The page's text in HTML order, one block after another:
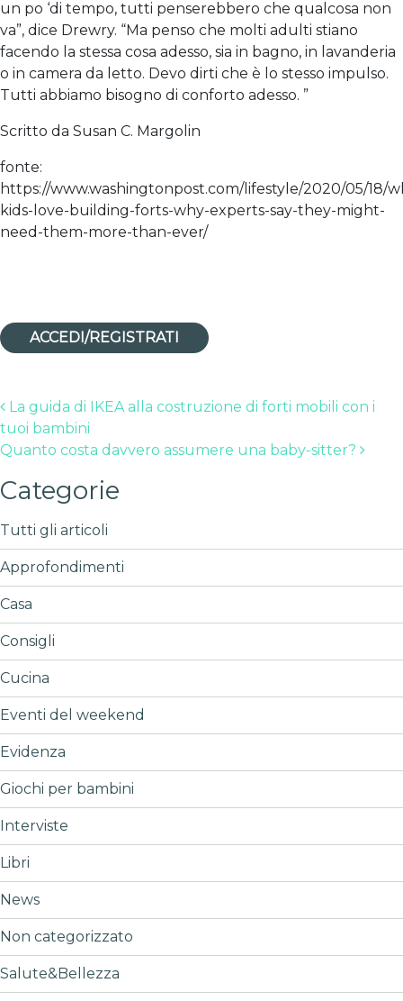
un po ‘di tempo, tutti penserebbero che qualcosa non
va”, dice Drewry. “Ma penso che molti adulti stiano
facendo la stessa cosa adesso, sia in bagno, in lavanderia
o in camera da letto. Devo dirti che è lo stesso impulso.
Tutti abbiamo bisogno di conforto adesso. ”
Scritto da Susan C. Margolin
fonte:
https://www.washingtonpost.com/lifestyle/2020/05/18/
kids-love-building-forts-why-experts-say-they-might-
need-them-more-than-ever/
ACCEDI/REGISTRATI
Post navigation
La guida di IKEA alla costruzione di forti mobili con i
tuoi bambini
Quanto costa davvero assumere una baby-sitter?
Categorie
Tutti gli articoli
Approfondimenti
Casa
Consigli
Cucina
Eventi del weekend
Evidenza
Giochi per bambini
Interviste
Libri
News
Non categorizzato
Salute&Bellezza